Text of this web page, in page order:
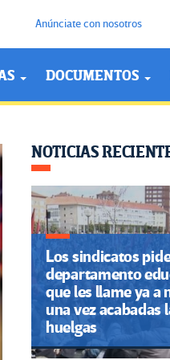
Anúnciate con nosotros
DOCUMENTOS
NOTICIAS
Los sindicatos
departamento
que les llame ya a
una vez acabadas
huelgas